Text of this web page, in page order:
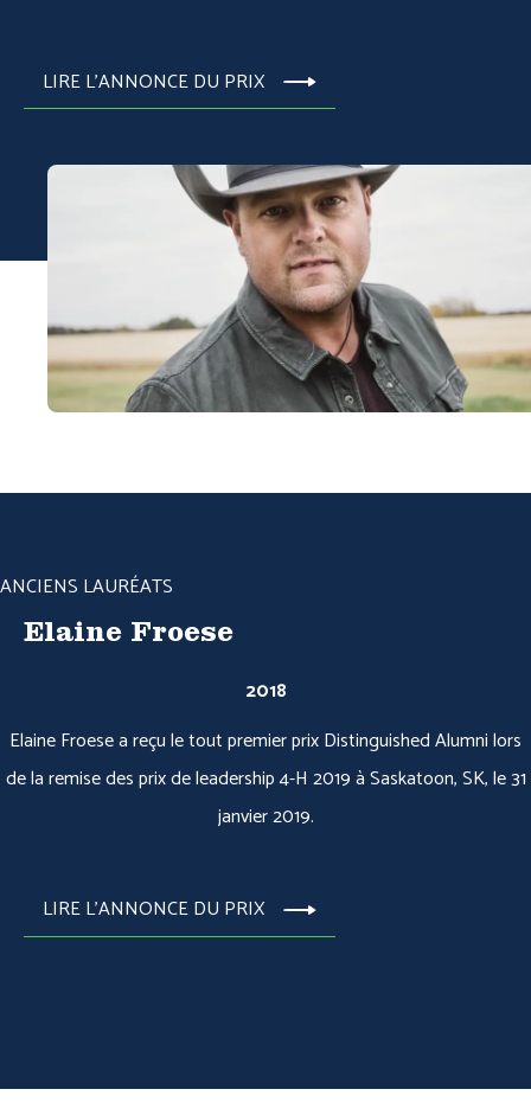
LIRE L'ANNONCE DU PRIX
ANCIENS LAURÉATS
Elaine Froese
2018
Elaine Froese a reçu le tout premier prix Distinguished Alumni lors
de la remise des prix de leadership 4-H 2019 à Saskatoon, SK, le 31
janvier 2019.
LIRE L'ANNONCE DU PRIX